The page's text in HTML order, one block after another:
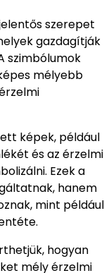
szerepet
gazdagítják
szimbólumok
mélyebb
képek, például
és az érzelmi
Ezek a
hanem
mint például
hogyan
mély érzelmi